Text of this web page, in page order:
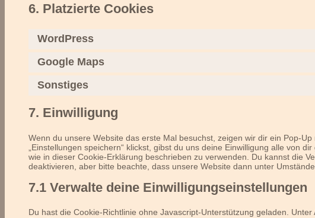
6. Platzierte Cookies
WordPress
Google Maps
Sonstiges
7. Einwilligung
Wenn du unsere Website das erste Mal besuchst, zeigen wir dir ein Pop-
„Einstellungen speichern“ klickst, gibst du uns deine Einwilligung alle von
wie in dieser Cookie-Erklärung beschrieben zu verwenden. Du kannst die
deaktivieren, aber bitte beachte, dass unsere Website dann unter
7.1 Verwalte deine Einwilligungseinstellungen
Du hast die Cookie-Richtlinie ohne Javascript-Unterstützung geladen.